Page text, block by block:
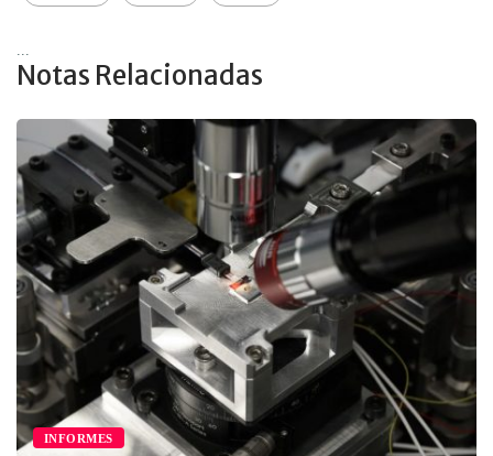
Notas Relacionadas
INFORMES